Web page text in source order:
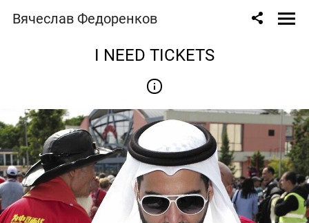
Вячеслав Федоренков
I NEED TICKETS